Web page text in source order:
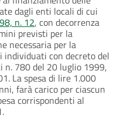
dagli enti locali di cui
n. 12, con decorrenza
previsti per la
necessaria per la
con decreto del
n. 780 del 20 luglio 1999,
La spesa di lire 1.000
farà carico per ciascun
corrispondenti al